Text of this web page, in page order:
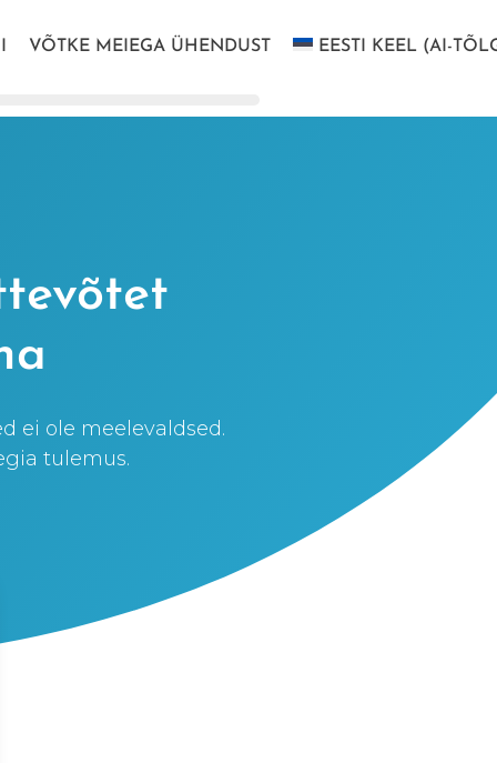
VÕTKE MEIEGA ÜHENDUST EESTI KEEL (AI-
ei ole meelevaldsed.
tulemus.